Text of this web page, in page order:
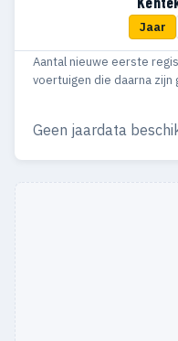
Jaar
Aantal nieuwe eerste
voertuigen die daarna
Geen jaardata